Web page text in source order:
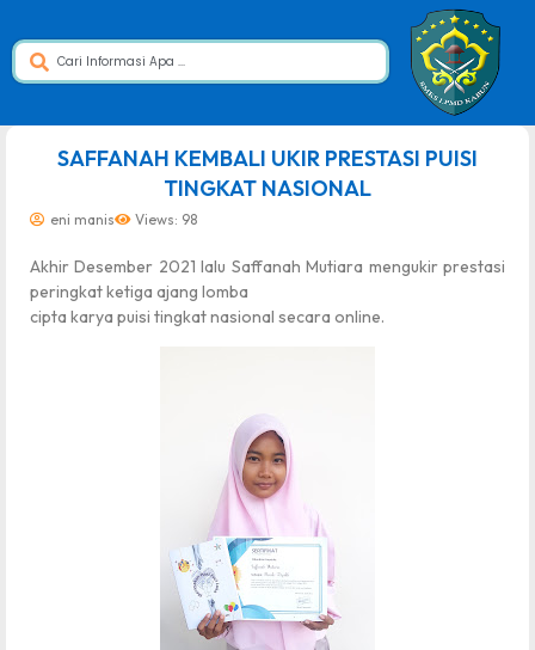
SAFFANAH KEMBALI UKIR PRESTASI PUISI
TINGKAT NASIONAL
eni manis Views: 98
Akhir Desember 2021 lalu Saffanah Mutiara mengukir prestasi
peringkat ketiga ajang lomba
cipta karya puisi tingkat nasional secara online.